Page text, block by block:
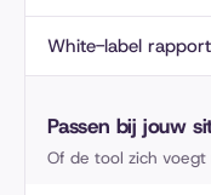
White-label
Passen bij jouw
Of de tool zich voegt